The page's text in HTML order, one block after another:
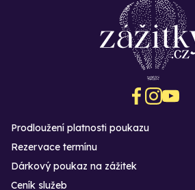
Prodloužení platnosti poukazu
Rezervace termínu
Dárkový poukaz na zážitek
Ceník služeb